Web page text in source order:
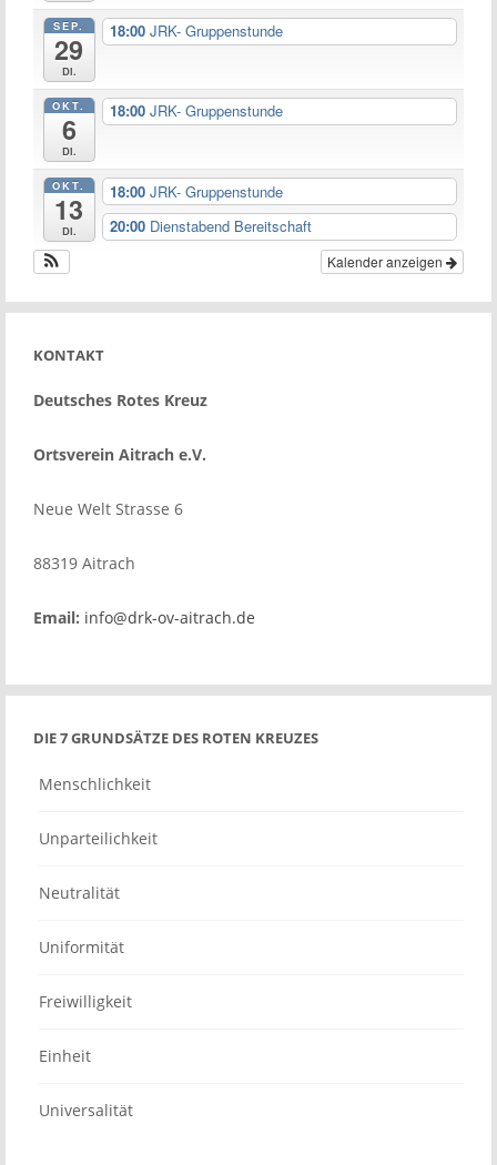
SEP.
29
Di.
18:00 JRK- Gruppenstunde
OKT.
6
Di.
18:00 JRK- Gruppenstunde
OKT.
13
Di.
18:00 JRK- Gruppenstunde
20:00 Dienstabend Bereitschaft
Kalender anzeigen
KONTAKT
Deutsches Rotes Kreuz
Ortsverein Aitrach e.V.
Neue Welt Strasse 6
88319 Aitrach
Email: info@drk-ov-aitrach.de
DIE 7 GRUNDSÄTZE DES ROTEN KREUZES
Menschlichkeit
Unparteilichkeit
Neutralität
Uniformität
Freiwilligkeit
Einheit
Universalität